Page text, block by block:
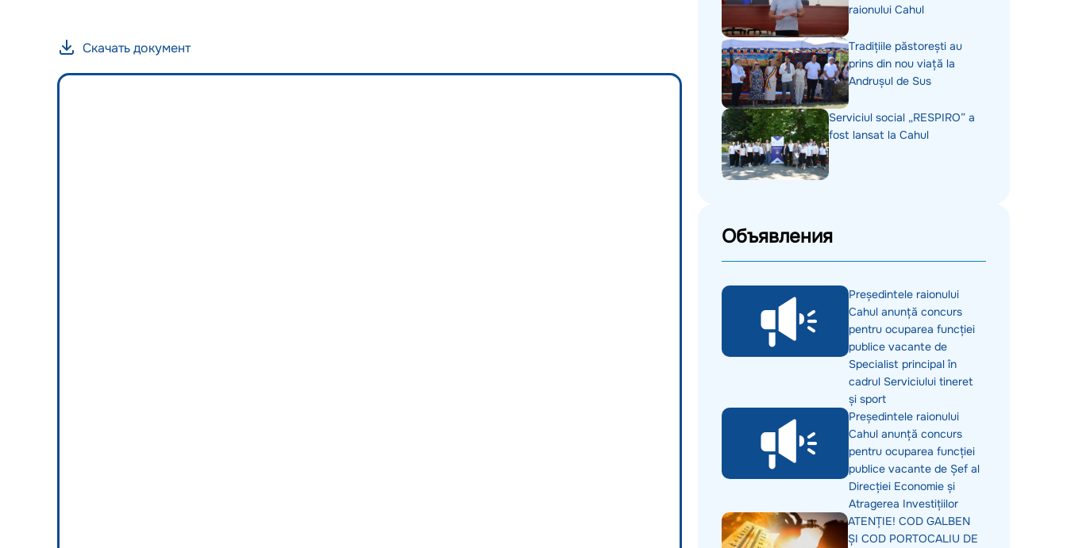
Скачать документ
raionului Cahul
Tradițiile păstorești au
prins din nou viață la
Andrușul de Sus
Serviciul social „RESPIRO” a
fost lansat la Cahul
Объявления
Președintele raionului
Cahul anunță concurs
pentru ocuparea funcției
publice vacante de
Specialist principal în
cadrul Serviciului tineret
și sport
Președintele raionului
Cahul anunță concurs
pentru ocuparea funcției
publice vacante de Șef al
Direcției Economie și
Atragerea Investițiilor
ATENȚIE! COD GALBEN
ȘI COD PORTOCALIU DE